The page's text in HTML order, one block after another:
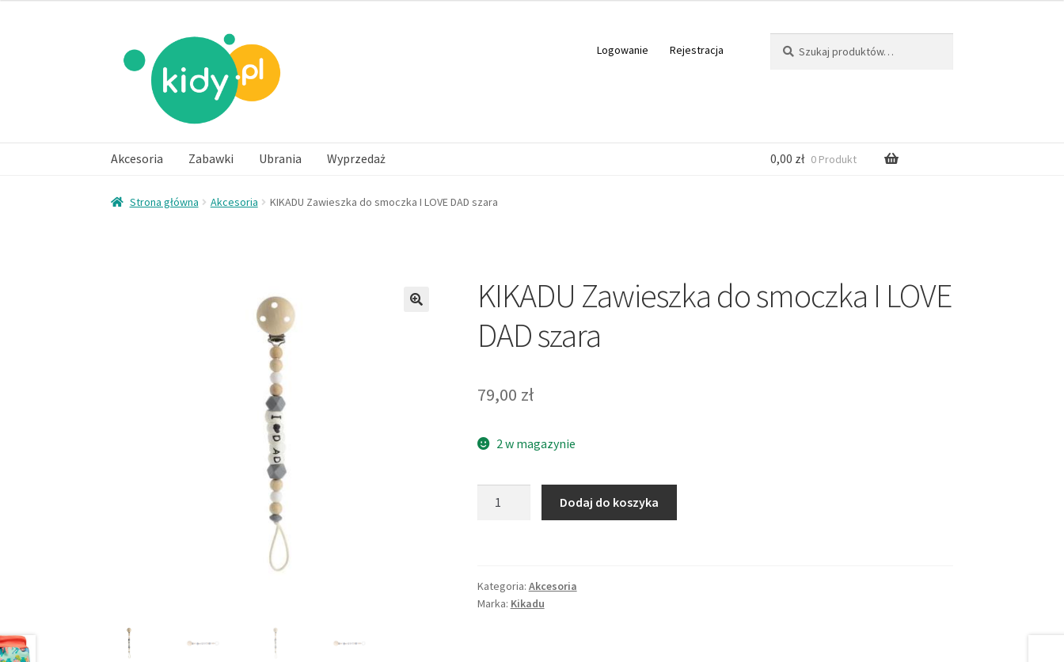
Logowanie Rejestracja
Akcesoria Zabawki Ubrania Wyprzedaż 0,00 zł 0 Produkt
Strona główna Akcesoria KIKADU Zawieszka do smoczka I LOVE DAD szara
KIKADU Zawieszka do smoczka I LOVE
DAD szara
79,00 zł
2 w magazynie
Dodaj do koszyka
Kategoria: Akcesoria
Marka: Kikadu